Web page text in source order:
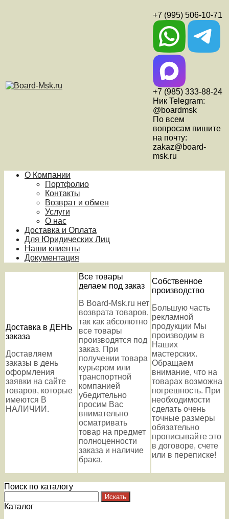
+7 (995) 506-10-71
+7 (985) 333-88-24
Ник Telegram:
@boardmsk
По всем
вопросам пишите
на почту:
zakaz@board-
msk.ru
О Компании
Портфолио
Контакты
Возврат и обмен
Услуги
О нас
Доставка и Оплата
Для Юридических Лиц
Наши клиенты
Документация
Доставка в ДЕНЬ
заказа
Доставляем
заказы в день
оформления
заявки на сайте
товаров, которые
имеются В
НАЛИЧИИ.
Все товары
делаем под заказ
В Board-Msk.ru нет
возврата товаров,
так как абсолютно
все товары
производятся под
заказ. При
получении товара
курьером или
транспортной
компанией
убедительно
просим Вас
внимательно
осматривать
товар на предмет
полноценности
заказа и наличие
брака.
Собственное
производство
Большую часть
рекламной
продукции Мы
производим в
Наших
мастерских.
Обращаем
внимание, что на
товарах возможна
погрешность. При
необходимости
сделать очень
точные размеры
обязательно
прописывайте это
в договоре, счете
или в переписке!
Поиск по каталогу
Каталог